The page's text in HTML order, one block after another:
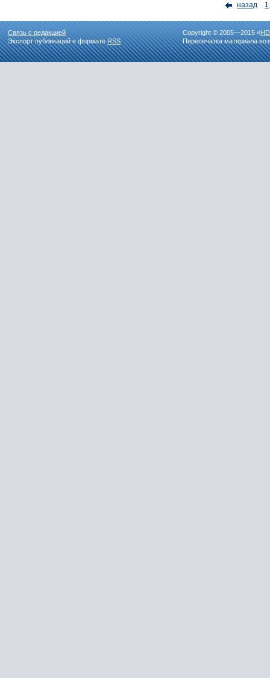
назад 1
Связь с редакцией
Экспорт публикаций в форматеRSS
Copyright © 2005—2015 «
Перепечатка материала